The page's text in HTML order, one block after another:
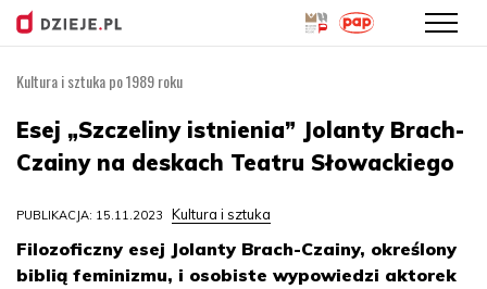
treści
Kultura i sztuka po 1989 roku
Esej „Szczeliny istnienia” Jolanty Brach-
Czainy na deskach Teatru Słowackiego
PUBLIKACJA: 15.11.2023 Kultura i sztuka
Filozoficzny esej Jolanty Brach-Czainy, określony
biblią feminizmu, i osobiste wypowiedzi aktorek